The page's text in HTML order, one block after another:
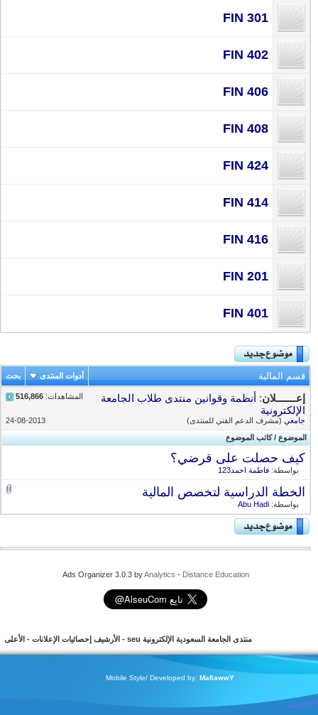
FIN 301
FIN 402
FIN 406
FIN 408
FIN 424
FIN 414
FIN 416
FIN 201
FIN 401​
قسم المالية أدوات المنتدى بحث
المشاهدات:516,866 إعـــــــلان:أنظمة وقوانين منتدى طلاب الجامعة
الإلكترونية
24-08-2013 جامعي(مشرف الدعم الفني للمنتدى)
الموضوع/كاتب الموضوع
كيف حصلت على قرضي؟
بواسطة:فاطمة احمد123
الخطة الدراسية لتخصص المالية
بواسطة:Abu Hadi
Ads Organizer 3.0.3 byAnalytics -Distance Education
منتدى الجامعة السعودية الإلكترونية seu - الأرشيف إحصائيات الإعلانات- الأعلى
Mobile Style/ Developed by:MafiawwY